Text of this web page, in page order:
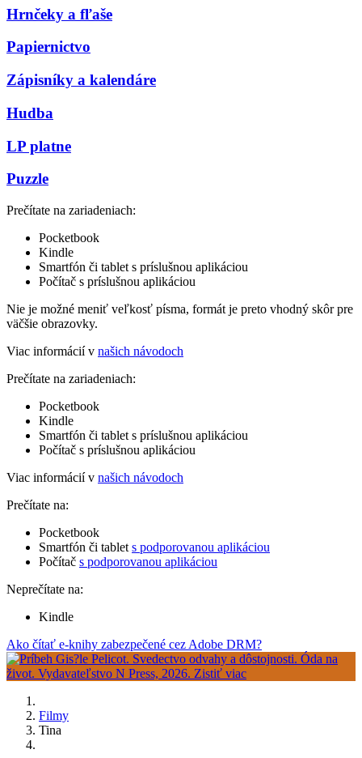
Hrnčeky a fľaše
Papiernictvo
Zápisníky a kalendáre
Hudba
LP platne
Puzzle
Prečítate na zariadeniach:
Pocketbook
Kindle
Smartfón či tablet s príslušnou aplikáciou
Počítač s príslušnou aplikáciou
Nie je možné meniť veľkosť písma, formát je preto vhodný skôr pre
väčšie obrazovky.
Viac informácií v našich návodoch
Prečítate na zariadeniach:
Pocketbook
Kindle
Smartfón či tablet s príslušnou aplikáciou
Počítač s príslušnou aplikáciou
Viac informácií v našich návodoch
Prečítate na:
Pocketbook
Smartfón či tablet s podporovanou aplikáciou
Počítač s podporovanou aplikáciou
Neprečítate na:
Kindle
Ako čítať e-knihy zabezpečené cez Adobe DRM?
Filmy
Tina